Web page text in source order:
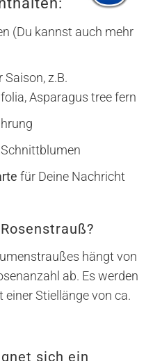
(Du kannst auch mehr
z.B.
Asparagus tree fern
für Deine Nachricht
hängt von
ab. Es werden
einer Stiellänge von ca.
sich ein